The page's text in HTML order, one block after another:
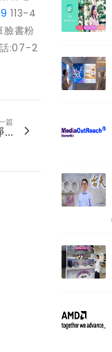
113-4
臉書粉
話:07-2
篇
...